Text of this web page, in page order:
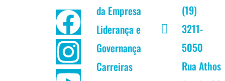
F
a
c
I
n
s
Y
o
u
L
i
n
da Empresa
Liderança e
Governança
Carreiras
(19)
3211-
5050
Rua Athos